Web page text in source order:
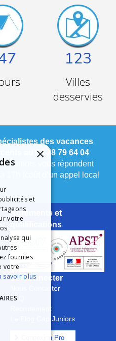
123
Villes
desservies
des vacances
au 04 78 79 64 04
Juniors vous répondent
17h (coût d’un appel local
Agréments et
qualifications
Se Connecter
Nous Contacter
FAQ
Recrutement
Le Blog Cap Juniors
Connexion Pro
×
et
votre
qui
fournies
votre
savoir plus